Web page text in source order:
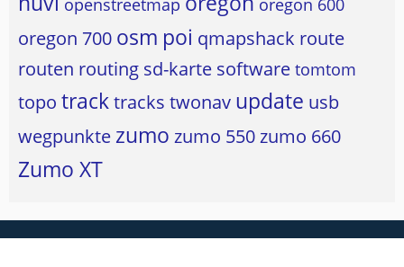
openstreetmap oregon 600
oregon 700 osm poi qmapshack route
routen routing sd-karte software tomtom
topo tracktracks twonav update usb
wegpunkte zumo zumo 550zumo 660
Zumo XT